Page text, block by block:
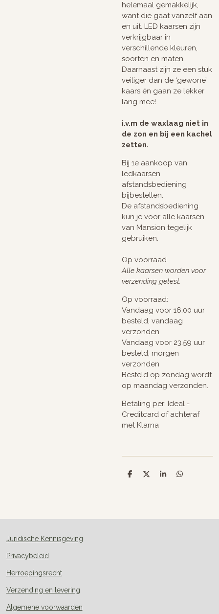
helemaal gemakkelijk,
want die gaat vanzelf aan
en uit. LED kaarsen zijn
verkrijgbaar in
verschillende kleuren,
soorten en maten.
Daarnaast zijn ze een stuk
veiliger dan de ‘gewone’
kaars én gaan ze lekker
lang mee!
i.v.m de waxlaag niet in
de zon en bij een kachel
zetten.
Bij 1e aankoop van
ledkaarsen
afstandsbediening
bijbestellen.
De afstandsbediening
kun je voor alle kaarsen
van Mansion tegelijk
gebruiken.
Op voorraad.
Alle kaarsen worden voor
verzending getest.
Op voorraad:
Vandaag voor 16.00 uur
besteld, vandaag
verzonden
Vandaag voor 23.59 uur
besteld, morgen
verzonden
Besteld op zondag wordt
op maandag verzonden.
Betaling per: Ideal -
Creditcard of achteraf
met Klarna
D
D
S
D
Juridische Kennisgeving
Privacybeleid
Herroepingsrecht
Verzending en levering
Algemene voorwaarden